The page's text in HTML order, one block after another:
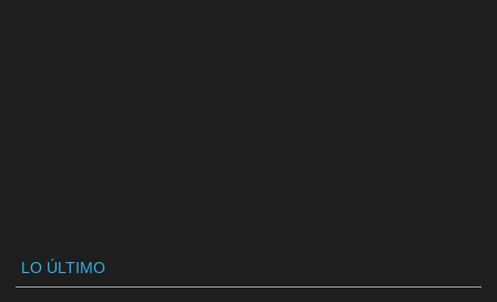
LO ÚLTIMO